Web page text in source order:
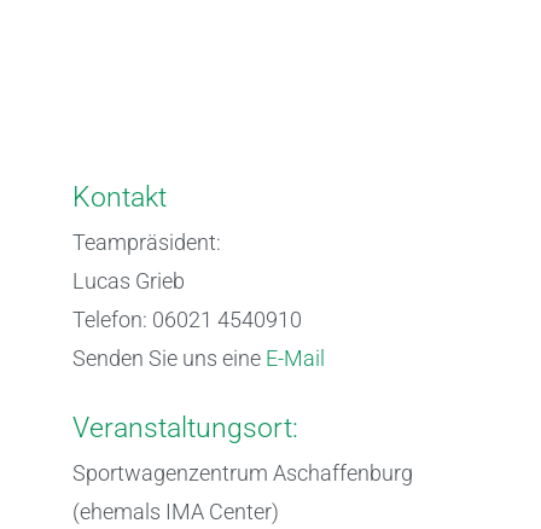
Kontakt
Teampräsident:
Lucas Grieb
Telefon: 06021 4540910
Senden Sie uns eine E-Mail
Veranstaltungsort:
Sportwagenzentrum Aschaffenburg
(ehemals IMA Center)